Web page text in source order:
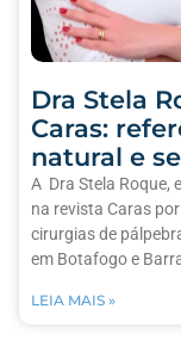
Dra Stela
Caras:
natural e
A Dra Stela Roque,
na revista Caras
cirurgias de
em Botafogo e
LEIA MAIS »